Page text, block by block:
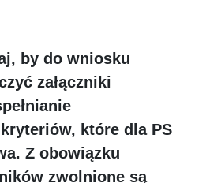
by do wniosku
załączniki
które dla PS
Z obowiązku
zwolnione są